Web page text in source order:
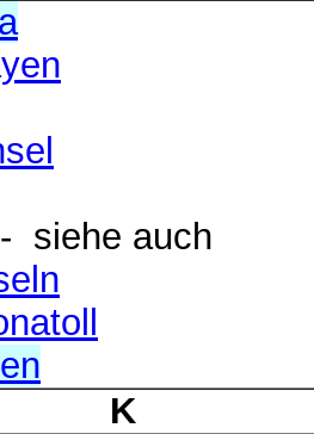
- siehe auch
K